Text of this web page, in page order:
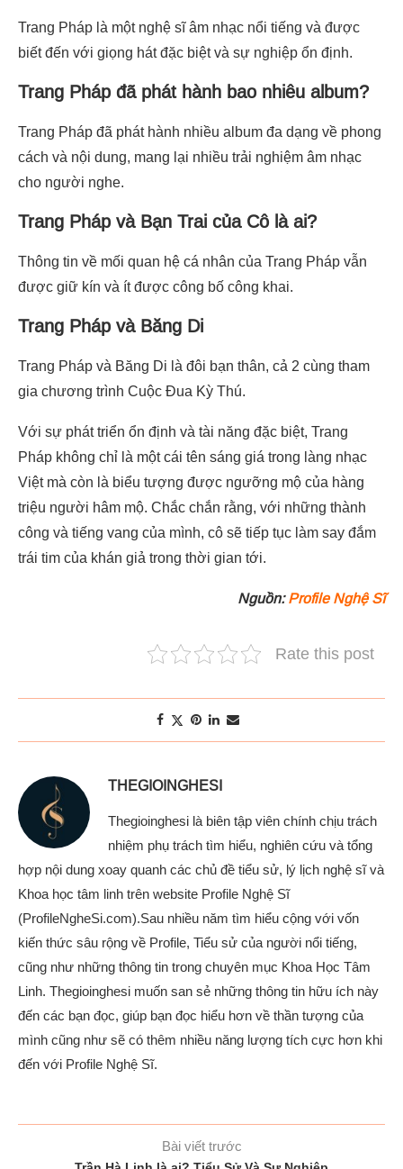
Trang Pháp là một nghệ sĩ âm nhạc nổi tiếng và được
biết đến với giọng hát đặc biệt và sự nghiệp ổn định.
Trang Pháp đã phát hành bao nhiêu album?
Trang Pháp đã phát hành nhiều album đa dạng về phong
cách và nội dung, mang lại nhiều trải nghiệm âm nhạc
cho người nghe.
Trang Pháp và Bạn Trai của Cô là ai?
Thông tin về mối quan hệ cá nhân của Trang Pháp vẫn
được giữ kín và ít được công bố công khai.
Trang Pháp và Băng Di
Trang Pháp và Băng Di là đôi bạn thân, cả 2 cùng tham
gia chương trình Cuộc Đua Kỳ Thú.
Với sự phát triển ổn định và tài năng đặc biệt, Trang
Pháp không chỉ là một cái tên sáng giá trong làng nhạc
Việt mà còn là biểu tượng được ngưỡng mộ của hàng
triệu người hâm mộ. Chắc chắn rằng, với những thành
công và tiếng vang của mình, cô sẽ tiếp tục làm say đắm
trái tim của khán giả trong thời gian tới.
Nguồn:Profile Nghệ Sĩ
Rate this post
THEGIOINGHESI
Thegioinghesi là biên tập viên chính chịu trách
nhiệm phụ trách tìm hiểu, nghiên cứu và tổng
hợp nội dung xoay quanh các chủ đề tiểu sử, lý lịch nghệ sĩ và
Khoa học tâm linh trên website Profile Nghệ Sĩ
(ProfileNgheSi.com).Sau nhiều năm tìm hiểu cộng với vốn
kiến thức sâu rộng về Profile, Tiểu sử của người nổi tiếng,
cũng như những thông tin trong chuyên mục Khoa Học Tâm
Linh. Thegioinghesi muốn san sẻ những thông tin hữu ích này
đến các bạn đọc, giúp bạn đọc hiểu hơn về thần tượng của
mình cũng như sẽ có thêm nhiều năng lượng tích cực hơn khi
đến với Profile Nghệ Sĩ.
Bài viết trước